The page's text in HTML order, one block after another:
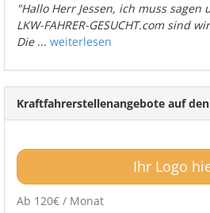
"Hallo Herr Jessen, ich muss sagen
LKW-FAHRER-GESUCHT.com sind
Die... weiterlesen
Kraftfahrerstellenangebote auf
Ihr Logo
Ab 120€ / Monat